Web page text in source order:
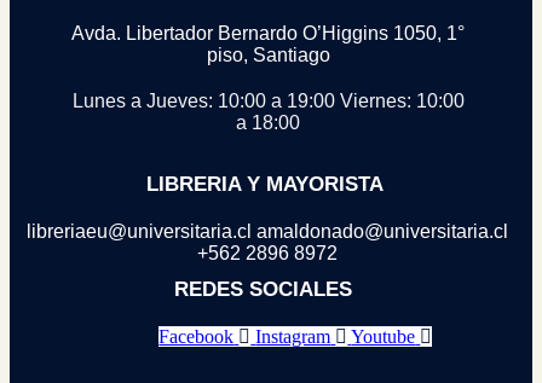
Avda. Libertador Bernardo O’Higgins 1050, 1°
piso, Santiago
Lunes a Jueves: 10:00 a 19:00 Viernes: 10:00
a 18:00
LIBRERIA Y MAYORISTA
libreriaeu@universitaria.cl amaldonado@universitaria.cl
+562 2896 8972
REDES SOCIALES
Facebook Instagram Youtube